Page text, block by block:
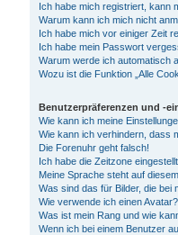
Ich habe mich registriert, kann
Warum kann ich mich nicht
Ich habe mich vor einiger Zeit
Ich habe mein Passwort
Warum werde ich automatisch
Wozu ist die Funktion „Alle
Benutzerpräferenzen und -
Wie kann ich meine
Wie kann ich verhindern, dass
Die Forenuhr geht falsch!
Ich habe die Zeitzone
Meine Sprache steht auf
Was sind das für Bilder, die bei
Wie verwende ich einen Avatar?
Was ist mein Rang und wie
Wenn ich bei einem Benutzer